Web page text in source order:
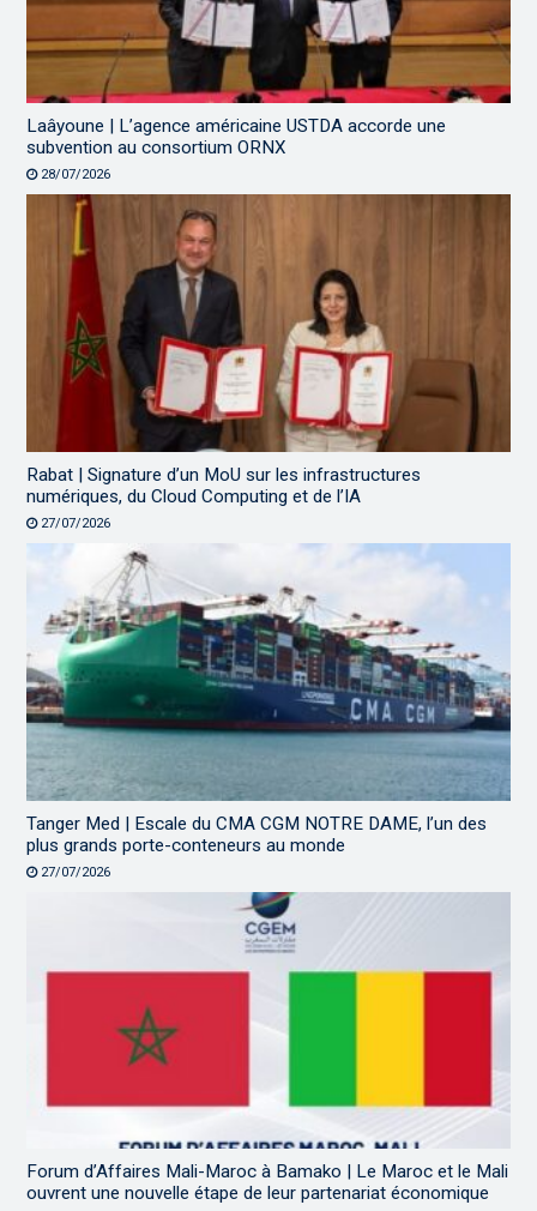
Laâyoune | L’agence américaine USTDA accorde une
subvention au consortium ORNX
28/07/2026
Rabat | Signature d’un MoU sur les infrastructures
numériques, du Cloud Computing et de l’IA
27/07/2026
Tanger Med | Escale du CMA CGM NOTRE DAME, l’un des
plus grands porte-conteneurs au monde
27/07/2026
Forum d’Affaires Mali-Maroc à Bamako | Le Maroc et le Mali
ouvrent une nouvelle étape de leur partenariat économique